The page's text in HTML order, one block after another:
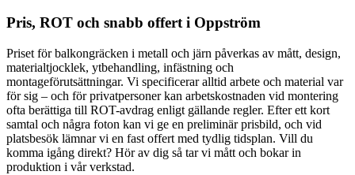
Pris, ROT och snabb offert i Oppström
Priset för balkongräcken i metall och järn påverkas av mått, design,
materialtjocklek, ytbehandling, infästning och
montageförutsättningar. Vi specificerar alltid arbete och material var
för sig – och för privatpersoner kan arbetskostnaden vid montering
ofta berättiga till ROT-avdrag enligt gällande regler. Efter ett kort
samtal och några foton kan vi ge en preliminär prisbild, och vid
platsbesök lämnar vi en fast offert med tydlig tidsplan. Vill du
komma igång direkt? Hör av dig så tar vi mått och bokar in
produktion i vår verkstad.